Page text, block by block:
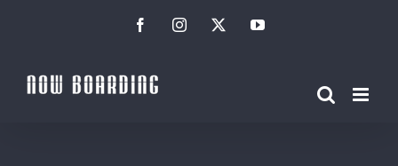
conteúdo
FacebookInstagramTwitterYouTube